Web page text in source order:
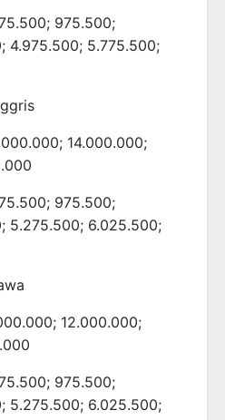
975.500;
4.975.500; 5.775.500;
14.000.000;
975.500;
5.275.500; 6.025.500;
12.000.000;
975.500;
5.275.500; 6.025.500;